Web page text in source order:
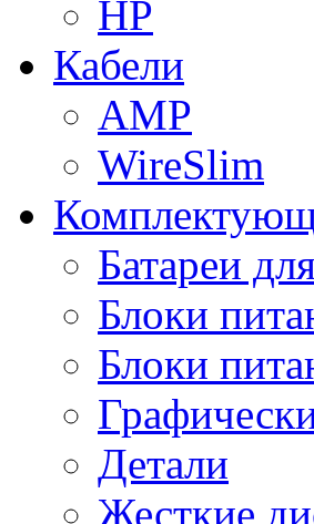
HP
Кабели
AMP
WireSlim
Батареи
Блоки
Блоки
Детали
Жесткие